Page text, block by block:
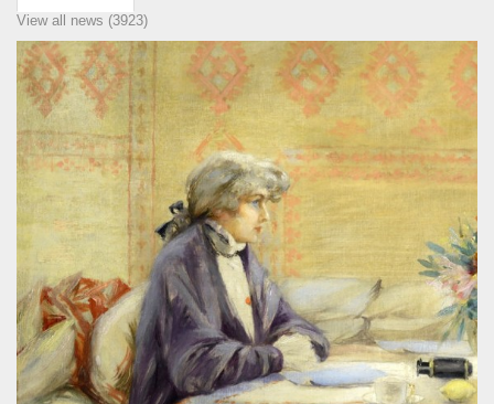
View all news (3923)